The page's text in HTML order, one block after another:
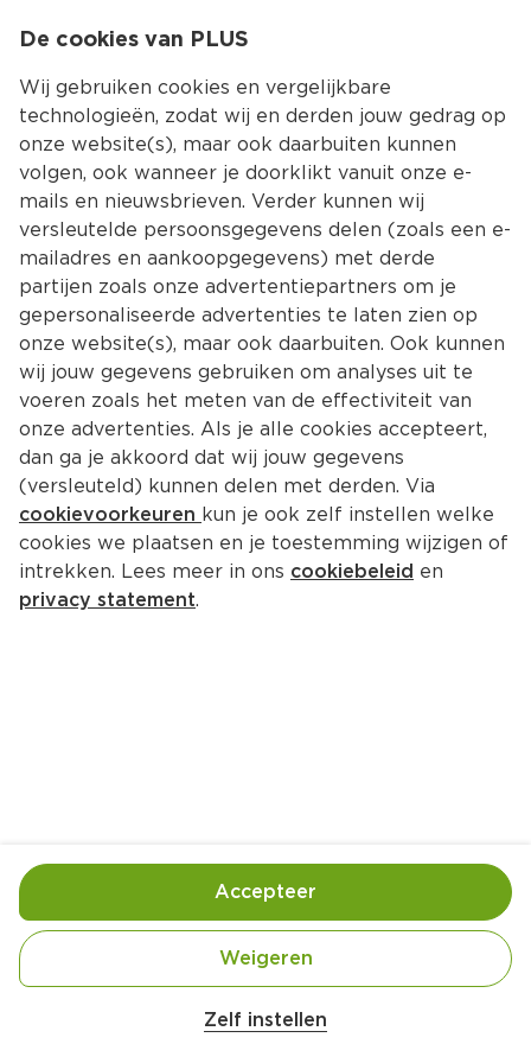
Kies jouw
3 eetlepel Olijfolie mild
1 stuk Uien
De cookies van PLUS
Wij gebruiken cookies en vergelijkbare
technologieën, zodat wij en derden jouw gedrag op
onze website(s), maar ook daarbuiten kunnen
volgen, ook wanneer je doorklikt vanuit onze e-
mails en nieuwsbrieven. Verder kunnen wij
versleutelde persoonsgegevens delen (zoals een e-
mailadres en aankoopgegevens) met derde
partijen zoals onze advertentiepartners om je
gepersonaliseerde advertenties te laten zien op
onze website(s), maar ook daarbuiten. Ook kunnen
wij jouw gegevens gebruiken om analyses uit te
voeren zoals het meten van de effectiviteit van
onze advertenties. Als je alle cookies accepteert,
dan ga je akkoord dat wij jouw gegevens
(versleuteld) kunnen delen met derden. Via
cookievoorkeuren kun je ook zelf instellen welke
cookies we plaatsen en je toestemming wijzigen of
intrekken. Lees meer in ons cookiebeleid en
privacy statement.
Zelf instellen
Weigeren
Accepteer